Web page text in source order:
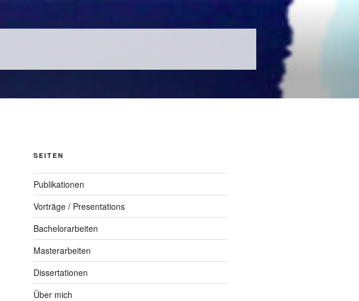
SEITEN
Publikationen
Vorträge / Presentations
Bachelorarbeiten
Masterarbeiten
Dissertationen
Über mich